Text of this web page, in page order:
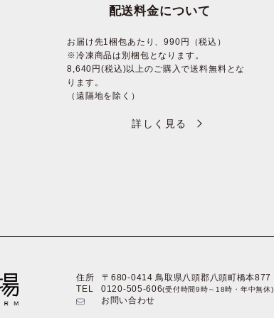
配送料金について
お届け先1梱包あたり、990円（税込）
※冷凍商品は別梱包となります。
8,640円(税込)以上のご購入で送料無料とな
ります。
（遠隔地を除く）
詳しく見る
住所
〒680-0414 鳥取県八頭郡八頭町橋本877
TEL
0120-505-606(受付時間9時～18時・年中無休)
お問い合わせ